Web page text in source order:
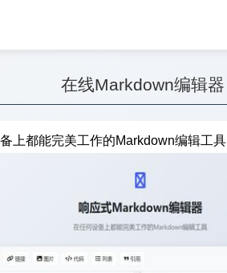
在线Markdown编辑器
上都能完美工作的Markdown编辑工具